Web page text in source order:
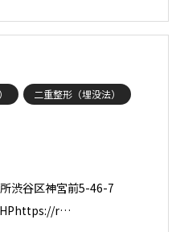
二重整形（埋没法）
渋谷区神宮前5-46-7
HPhttps://r…